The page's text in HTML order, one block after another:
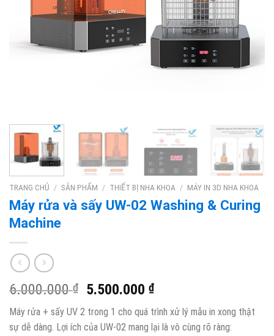
TRANG CHỦ / SẢN PHẨM / THIẾT BỊ NHA KHOA / MÁY IN 3D NHA KHOA
Máy rửa và sấy UW-02 Washing & Curing
Machine
6.000.000₫ 5.500.000₫
Máy rửa + sấy UV 2 trong 1 cho quá trình xử lý mẫu in xong thật
sự dễ dàng. Lợi ích của UW-02 mang lại là vô cùng rõ ràng: